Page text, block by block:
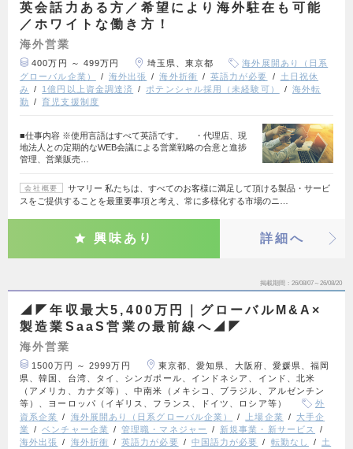
英会話力ある方／希望により海外駐在も可能
／ホワイトな働き方！
海外営業
400万円 ～ 499万円 埼玉県、東京都
海外展開あり（日系
グローバル企業）
海外出張 海外折衝 英語力が必要
土日祝休
み
1億円以上資金調達済 ポテンシャル採用（未経験可）
海外転
勤
育児支援制度
■仕事内容 ※使用言語はすべて英語です。 ・代理店、現
地法人との定期的なWEB会議による営業戦略の合意と進捗
管理、営業販売…
会社概要
サマリー 私たちは、すべてのお客様に満足して頂ける製品・サービ
スをご提供することを最重要事項と考え、常に多様化する市場のニ…
興味あり 詳細へ
掲載期間 26/08/07～26/08/20
◢◤年収最大5,400万円｜グローバルM&A×
製造業SaaS営業の最前線へ◢◤
海外営業
1500万円 ～ 2999万円
東京都、愛知県、大阪府、愛媛県、福岡
県、韓国、台湾、タイ、シンガポール、インドネシア、インド、北米
（アメリカ、カナダ等）、中南米（メキシコ、ブラジル、アルゼンチン
等）、ヨーロッパ（イギリス、フランス、ドイツ、ロシア等）
外
資系企業
海外展開あり（日系グローバル企業） 上場企業
大手企
業
ベンチャー企業 管理職・マネジャー
新規事業・新サービス
海外出張
海外折衝 英語力が必要 中国語力が必要 転勤なし
土